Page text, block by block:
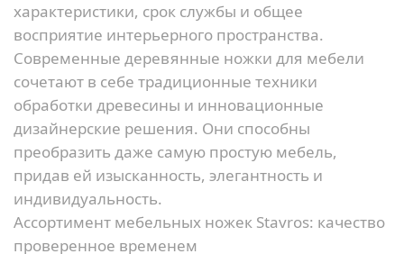
характеристики, срок службы и общее
восприятие интерьерного пространства.
Современные деревянные ножки для мебели
сочетают в себе традиционные техники
обработки древесины и инновационные
дизайнерские решения. Они способны
преобразить даже самую простую мебель,
придав ей изысканность, элегантность и
индивидуальность.
Ассортимент мебельных ножек Stavros: качество
проверенное временем